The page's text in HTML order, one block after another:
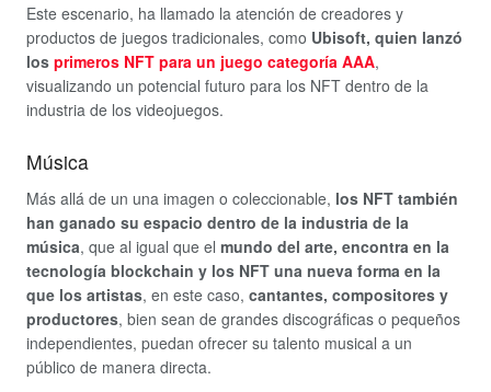
Este escenario, ha llamado la atención de creadores y
productos de juegos tradicionales, como Ubisoft, quien lanzó
los primeros NFT para un juego categoría AAA,
visualizando un potencial futuro para los NFT dentro de la
industria de los videojuegos.
Música
Más allá de un una imagen o coleccionable, los NFT también
han ganado su espacio dentro de la industria de la
música, que al igual que el mundo del arte, encontra en la
tecnología blockchain y los NFT una nueva forma en la
que los artistas, en este caso, cantantes, compositores y
productores, bien sean de grandes discográficas o pequeños
independientes, puedan ofrecer su talento musical a un
público de manera directa.